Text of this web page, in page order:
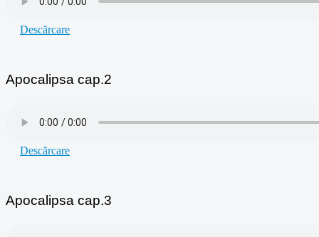
Descărcare
Apocalipsa cap.2
Descărcare
Apocalipsa cap.3